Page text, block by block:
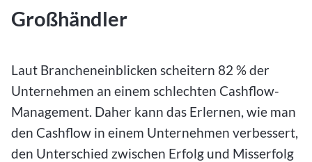
Großhändler
Laut Brancheneinblicken scheitern 82 % der
Unternehmen an einem schlechten Cashflow-
Management. Daher kann das Erlernen, wie man
den Cashflow in einem Unternehmen verbessert,
den Unterschied zwischen Erfolg und Misserfolg